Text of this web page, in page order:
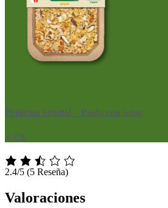
Proteína vegetal – Pasta con setas
3,93€
2.4/5 (5 Reseña)
Valoraciones